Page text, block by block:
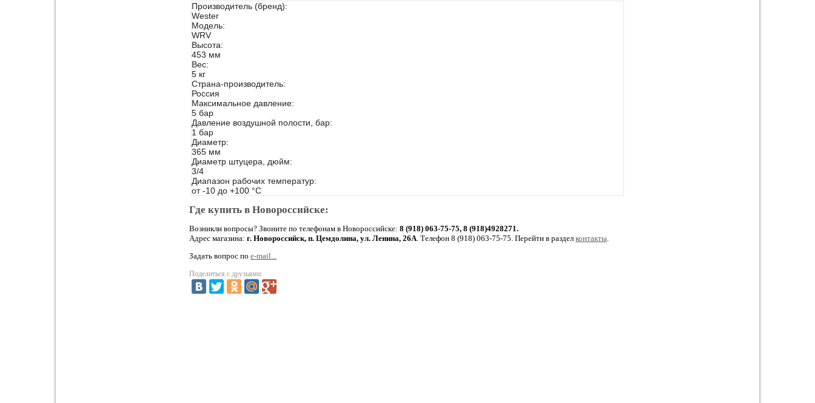
Производитель (бренд):
Wester
Модель:
WRV
Высота:
453 мм
Вес:
5 кг
Страна-производитель:
Россия
Максимальное давление:
5 бар
Давление воздушной полости, бар:
1 бар
Диаметр:
365 мм
Диаметр штуцера, дюйм:
3/4
Диапазон рабочих температур:
от -10 до +100 °С
Где купить в Новороссийске:
Возникли вопросы? Звоните по телефонам в Новороссийске: 8 (918) 063-75-75, 8 (918)4928271.
Адрес магазина: г. Новороссийск, п. Цемдолина, ул. Ленина, 26А . Телефон 8 (918) 063-75-75 . Перейти в раздел контакты
Задать вопрос по e-mail...
Поделиться с друзьями: